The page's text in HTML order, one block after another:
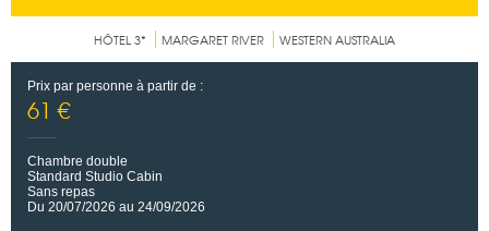
HÔTEL 3* MARGARET RIVER WESTERN AUSTRALIA
Prix par personne à partir de :
61 €
Chambre double
Standard Studio Cabin
Sans repas
Du 20/07/2026 au 24/09/2026